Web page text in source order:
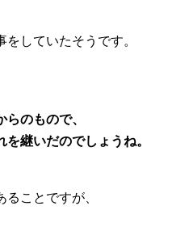
していたそうです。
のもので、
継いだのでしょうね。
ことですが、